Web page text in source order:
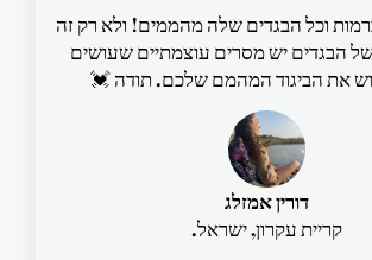
וכל הבגדים שלה מהממים! ולא רק זה
הבגדים יש מסרים עוצמתיים שעושים
את הביגוד המהמם שלכם. תודה 💓
דורין אמזלג
קריית עקרון, ישראל.